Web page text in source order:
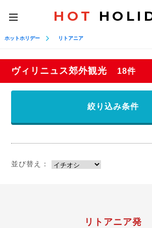
toggle
navigation
HOT
ホットホリデー リトアニア
ヴィリニュス郊外観光 18件
絞り込み条件
並び替え：
リトアニア発